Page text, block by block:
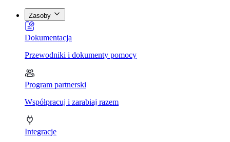
Zasoby
Dokumentacja
Przewodniki i dokumenty pomocy
Program partnerski
Współpracuj i zarabiaj razem
Integracje